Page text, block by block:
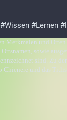
#Wissen #Lernen #